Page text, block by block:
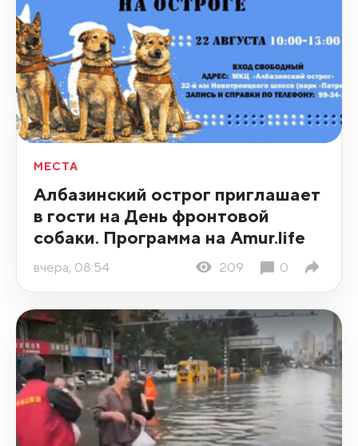
МЕСТА
Албазинский острог приглашает
в гости на День фронтовой
собаки. Программа на Amur.life
вчера, 08:54 209 0